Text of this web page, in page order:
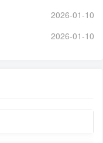
2026-01-10
2026-01-10